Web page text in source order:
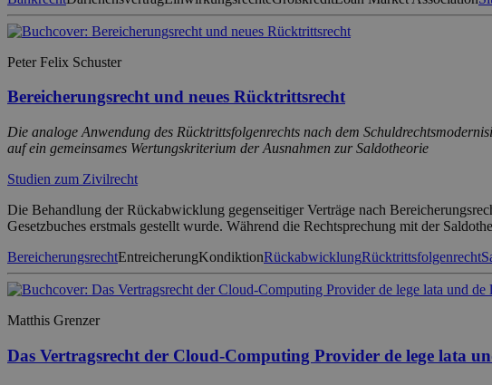
Peter Felix Schuster
Bereicherungsrecht und neues Rücktrittsrecht
Die analoge Anwendung des Rücktrittsfolgenrechts nach dem
auf ein gemeinsames Wertungskriterium der Ausnahmen zur Saldotheorie
Studien zum Zivilrecht
Die Behandlung der Rückabwicklung gegenseitiger Verträge nach
Gesetzbuches erstmals gestellt wurde. Während die Rechtsprechung mit der
BereicherungsrechtEntreicherungKondiktionRückabwicklungRücktrittsfolgenrecht
Matthis Grenzer
Das Vertragsrecht der Cloud-Computing Provider de lege lata